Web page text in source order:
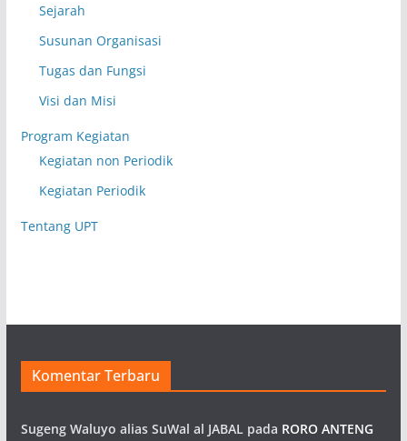
Sejarah
Susunan Organisasi
Tugas dan Fungsi
Visi dan Misi
Program Kegiatan
Kegiatan non Periodik
Kegiatan Periodik
Tentang UPT
Komentar Terbaru
Sugeng Waluyo alias SuWal al JABAL pada RORO ANTENG